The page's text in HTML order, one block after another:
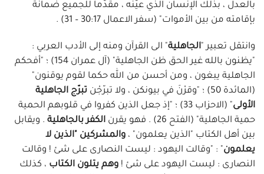
بالعدل ، بذلك الإنسان الذي عيّنه ، مقدّما للجميع ضمانة
بإقامته من بين الأموات" (سفر الاعمال 30:17 – 31) .
وانتقل تعبير "الجاهلية" الى القرآن ومنه إلى الأدب العربي :
"يظنون بالله غير الحق ظن الجاهلية" (آل عمران 154) ؛ "أفحكم
الجاهلية يبغون ، ومن أحسن من الله حكما لقوم يوقنون"
(المائدة 50) ؛ "وقرْنَ في بيونكن ، ولا تبرّجْن
تبرّج الجاهلية
الأولى
" (الاحزاب 33) ؛ "إذ جعل الذين كفروا في قلوبهم الحمية
حمية الجاهلية" (الفتح 26) . فهو يقرن
الكفر بالجاهلية . ويقابل
بين أهل الكتاب "الذين يعلمون" ، والمشركين "الذين لا
يعلمون" : "وقالت اليهود : ليست النصارى على شئ ! وقالت
النصارى : ليست اليهود على شئ ! وهم يتلون الكتاب ، كذلك